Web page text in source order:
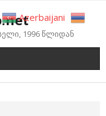
1996 წლიდან
Azerbaijani